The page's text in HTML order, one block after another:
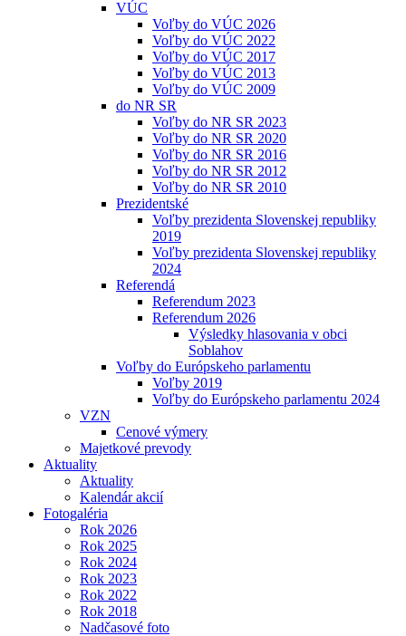
VÚC
Voľby do VÚC 2026
Voľby do VÚC 2022
Voľby do VÚC 2017
Voľby do VÚC 2013
Voľby do VÚC 2009
do NR SR
Voľby do NR SR 2023
Voľby do NR SR 2020
Voľby do NR SR 2016
Voľby do NR SR 2012
Voľby do NR SR 2010
Prezidentské
Voľby prezidenta Slovenskej republiky
2019
Voľby prezidenta Slovenskej republiky
2024
Referendá
Referendum 2023
Referendum 2026
Výsledky hlasovania v obci
Soblahov
Voľby do Európskeho parlamentu
Voľby 2019
Voľby do Európskeho parlamentu 2024
VZN
Cenové výmery
Majetkové prevody
Aktuality
Aktuality
Kalendár akcií
Fotogaléria
Rok 2026
Rok 2025
Rok 2024
Rok 2023
Rok 2022
Rok 2018
Nadčasové foto